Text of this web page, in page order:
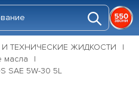
ТЕХНИЧЕСКИЕ ЖИДКОСТИ
масла
SAE 5W-30 5L